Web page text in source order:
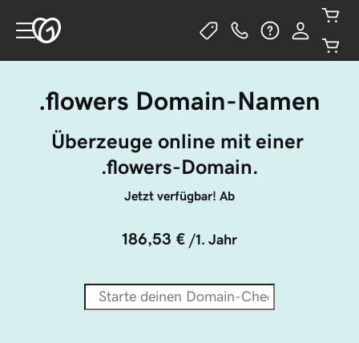
.flowers Domain-Namen
Überzeuge online mit einer
.flowers-Domain.
Jetzt verfügbar! Ab
186,53 € /1. Jahr